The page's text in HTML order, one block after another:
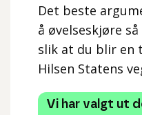
Det beste
å øvelseskjøre
slik at du blir en
Hilsen Statens
Vi har valgt ut